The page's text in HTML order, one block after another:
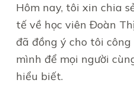
Hôm nay, tôi xin chia
tế về học viên Đoàn
đã đồng ý cho tôi
mình để mọi người
hiểu biết.